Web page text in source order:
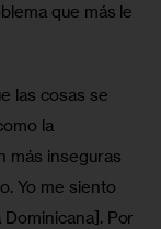
que más le
las cosas se
la
más inseguras
Yo me siento
Por